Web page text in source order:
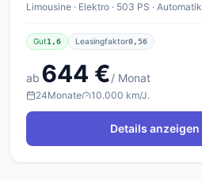
Limousine · Elektro · 503 PS · Automatik
Gut1,6 Leasingfaktor0,56
ab 644 €/ Monat
24Monate 10.000 km/J.
Details anzeigen